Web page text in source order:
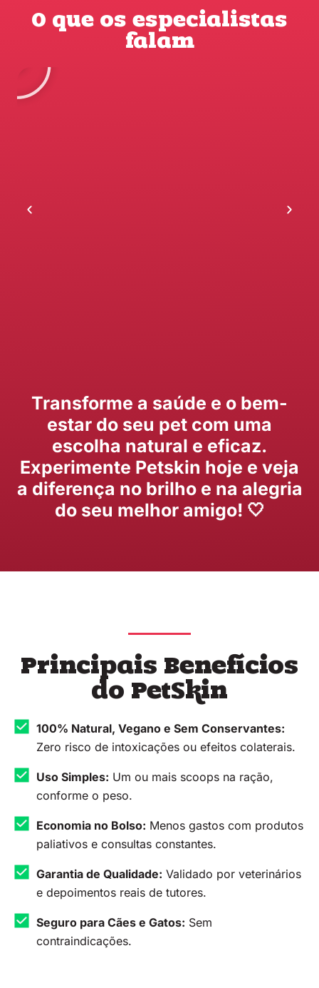
O que os especialistas
falam
Transforme a saúde e o bem-
estar do seu pet com uma
escolha natural e eficaz.
Experimente Petskin hoje e veja
a diferença no brilho e na alegria
do seu melhor amigo! 🤍
Principais Benefícios
do PetSkin
100% Natural, Vegano e Sem Conservantes:
Zero risco de intoxicações ou efeitos colaterais.
Uso Simples: Um ou mais scoops na ração,
conforme o peso.
Economia no Bolso: Menos gastos com produtos
paliativos e consultas constantes.
Garantia de Qualidade: Validado por veterinários
e depoimentos reais de tutores.
Seguro para Cães e Gatos: Sem
contraindicações.